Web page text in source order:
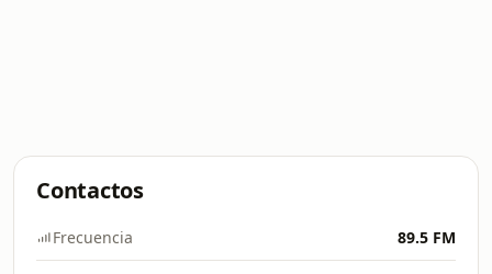
Contactos
Frecuencia 89.5 FM